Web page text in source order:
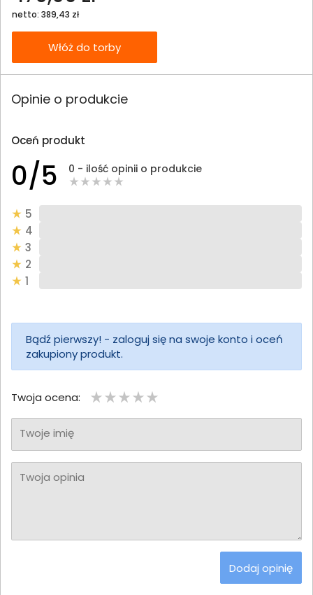
netto: 389,43 zł
Włóż do torby
Opinie o produkcie
Oceń produkt
0/5 0 - ilość opinii o produkcie
5
4
3
2
1
Bądź pierwszy! - zaloguj się na swoje konto i oceń
zakupiony produkt.
Twoja ocena:
Twoje imię
Twoja opinia
Dodaj opinię